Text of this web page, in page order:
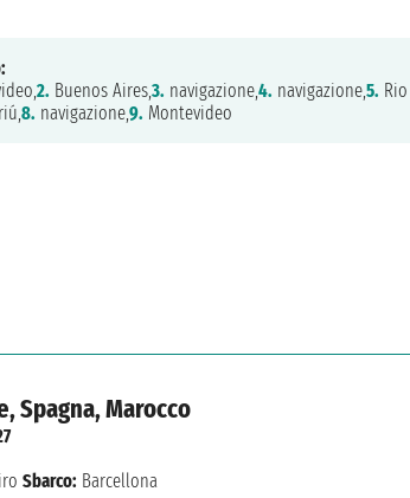
2. Buenos Aires,3. navigazione,4. navigazione,5.
8. navigazione,9. Montevideo
Spagna, Marocco
Sbarco: Barcellona